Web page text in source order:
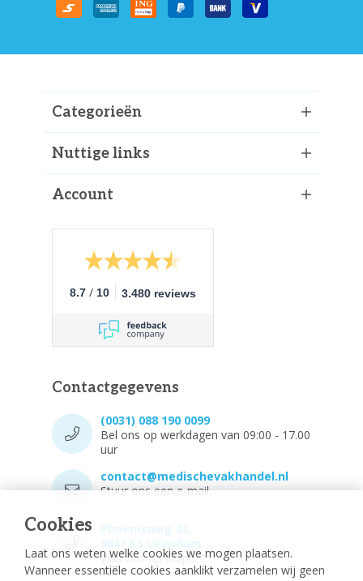
Cookies
Laat ons weten welke cookies we mogen plaatsen.
Wanneer essentiële cookies aanklikt verzamelen wij geen
Categorieën
Nuttige links
Account
8.7 / 10 3.480 reviews
Contactgegevens
(0031) 088 190 0099
Bel ons op werkdagen van 09:00 - 17.00
uur
contact@medischevakhandel.nl
Stuur ons een e-mail.
Vind ons op Maps.